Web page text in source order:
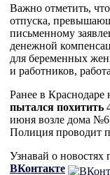
Важно отметить,
отпуска,
письменному
денежной
для беременных
и работников,
Ранее в Краснодаре
пытался похитить
июня возле дома
Полиция проводит
Узнавай о новостях
ВКонтакте